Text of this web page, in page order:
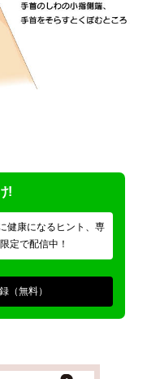
!
健康になるヒント、専
定で配信中！
（無料）